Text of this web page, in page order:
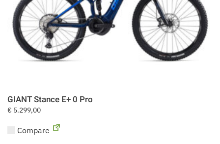
GIANT Stance E+ 0 Pro
€ 5.299,00
Compare